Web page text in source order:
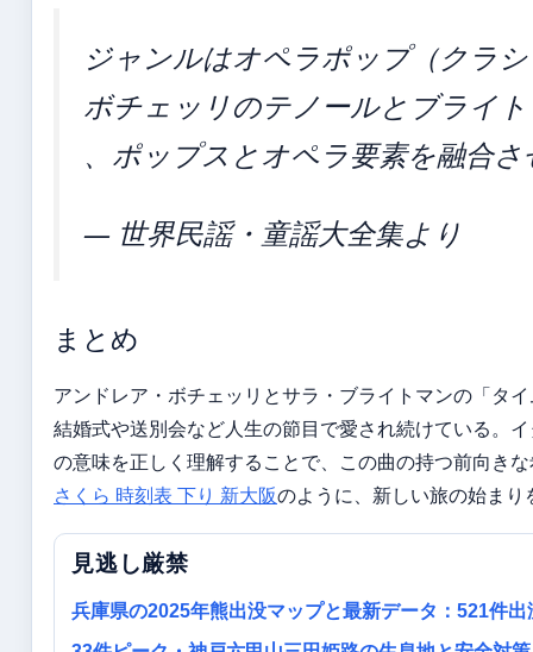
ジャンルはオペラポップ（クラ
ボチェッリのテノールとブライ
、ポップスとオペラ要素を融合
— 世界民謡・童謡大全集より
まとめ
アンドレア・ボチェッリとサラ・ブライトマンの「タ
結婚式や送別会など人生の節目で愛され続けている。
の意味を正しく理解することで、この曲の持つ前向き
さくら 時刻表 下り 新大阪のように、新しい旅の始ま
見逃し厳禁
兵庫県の2025年熊出没マップと最新データ：521件出